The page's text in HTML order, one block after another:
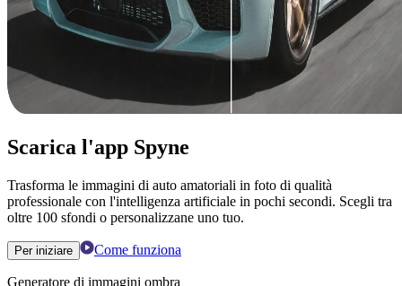
Scarica l'app Spyne
Trasforma le immagini di auto amatoriali in foto di qualità
professionale con l'intelligenza artificiale in pochi secondi. Scegli tra
oltre 100 sfondi o personalizzane uno tuo.
Per iniziare Come funziona
Generatore di immagini ombra